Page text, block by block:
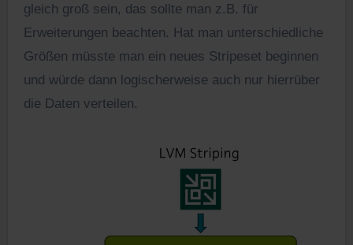
gleich groß sein, das sollte man z.B. für
Erweiterungen beachten. Hat man unterschiedliche
Größen müsste man ein neues Stripeset beginnen
und würde dann logischerweise auch nur hierrüber
die Daten verteilen.